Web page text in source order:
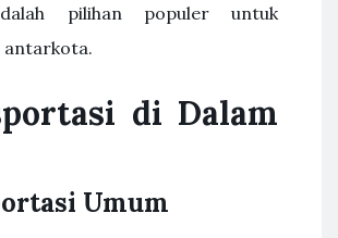
pilihan populer untuk
antarkota.
di Dalam
Umum